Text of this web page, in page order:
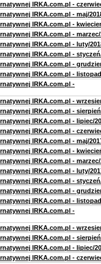
IRKA.com.pl -
IRKA.com.pl - maj/
IRKA.com.pl -
IRKA.com.pl - marzec/
IRKA.com.pl - luty/
IRKA.com.pl -
IRKA.com.pl -
IRKA.com.pl -
IRKA.com.pl -
IRKA.com.pl -
IRKA.com.pl -
IRKA.com.pl - lipiec/
IRKA.com.pl -
IRKA.com.pl - maj/
IRKA.com.pl -
IRKA.com.pl - marzec/
IRKA.com.pl - luty/
IRKA.com.pl -
IRKA.com.pl -
IRKA.com.pl -
IRKA.com.pl -
IRKA.com.pl -
IRKA.com.pl -
IRKA.com.pl - lipiec/
IRKA.com.pl -